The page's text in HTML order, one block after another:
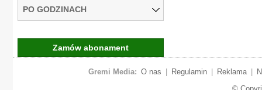
PO GODZINACH
Zamów abonament
Gremi Media: O nas Regulamin Reklama